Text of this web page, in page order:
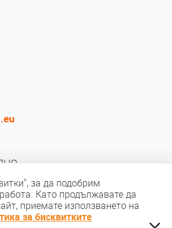
за да подобрим
Като продължавате да
приемате използването на
за бисквитките